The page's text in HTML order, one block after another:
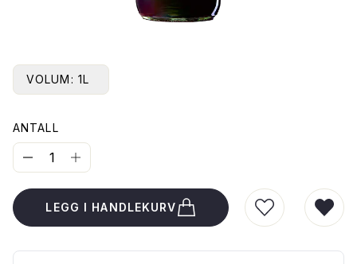
VOLUM: 1L
ANTALL
LEGG I HANDLEKURV
LEGG TIL I